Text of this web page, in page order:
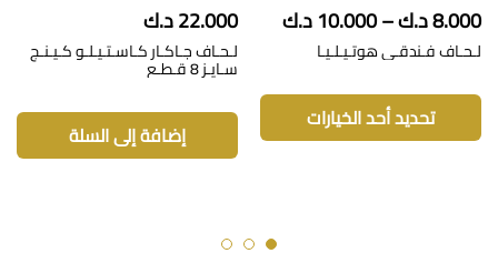
8.000د.ك–
10.000د.كنطاق
السعر:
خلال
لـحـاف فـندقـي هوتـيـلـيـا
تحديد أحد الخيارات
هناك
العديد
من
الأشكال
22.000د.ك
لـحـاف جـاكـار كـاسـتـيـلـو كـيـنـج
سـايـز 8 قـطـع
إضافة إلى السلة